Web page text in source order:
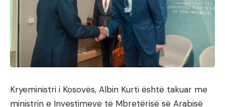
Kryeministri i Kosovës, Albin Kurti është takuar me
ministrin e Investimeve të Mbretërisë së Arabisë